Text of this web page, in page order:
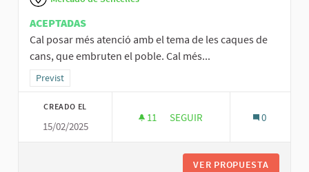
ACEPTADAS
Cal posar més atenció amb el tema de les caques de
cans, que embruten el poble. Cal més...
Resultados al filtrar por la categoría: Previst
Previst
CREADO EL
15/02/2025
11 11 SEGUIDORAS
SEGUIR 0
VER PROPUESTA